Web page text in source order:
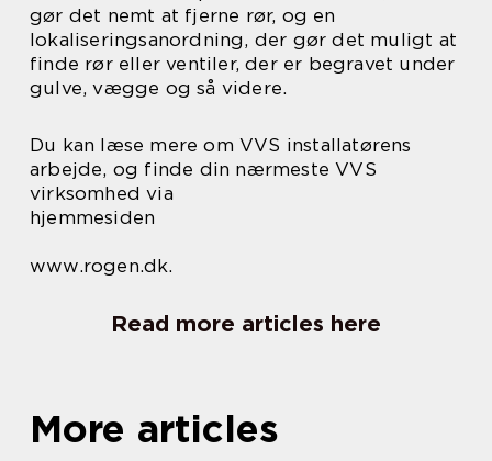
gør det nemt at fjerne rør, og en
lokaliseringsanordning, der gør det muligt at
finde rør eller ventiler, der er begravet under
gulve, vægge og så videre.
Du kan læse mere om VVS installatørens
arbejde, og finde din nærmeste VVS
virksomhed via
hjemmesiden
www.rogen.dk.
Read more articles here
More articles